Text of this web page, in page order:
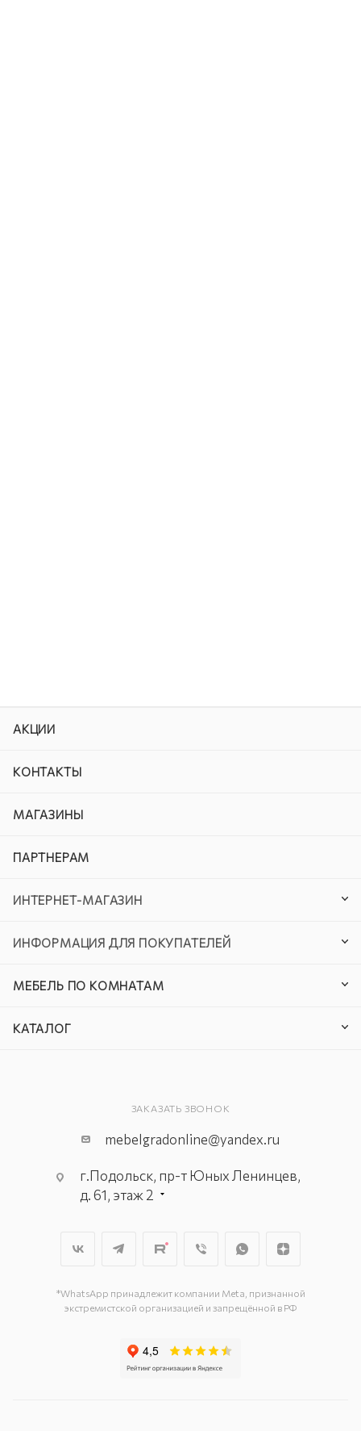
АКЦИИ
КОНТАКТЫ
МАГАЗИНЫ
ПАРТНЕРАМ
ИНТЕРНЕТ-МАГАЗИН
ИНФОРМАЦИЯ ДЛЯ ПОКУПАТЕЛЕЙ
МЕБЕЛЬ ПО КОМНАТАМ
КАТАЛОГ
ЗАКАЗАТЬ ЗВОНОК
mebelgradonline@yandex.ru
г.Подольск, пр-т Юных Ленинцев,
д. 61, этаж 2
г. Подольск, ул. Станционная, д. 11
*WhatsApp принадлежит компании Meta, признанной
экстремистской организацией и запрещённой в РФ